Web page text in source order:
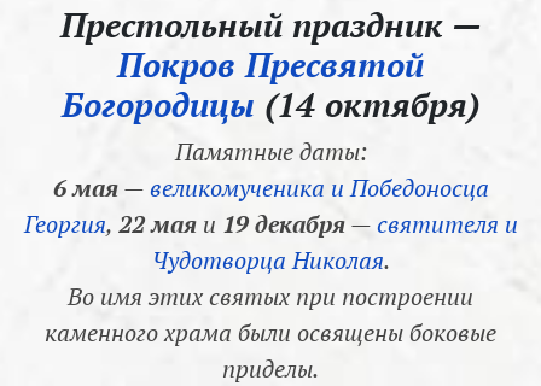
Престольный праздник —
Покров Пресвятой
Богородицы (14 октября)
Памятные даты:
6 мая—великомученика и Победоносца
Георгия, 22 маяи 19 декабря—святителя и
Чудотворца Николая.
Во имя этих святых при построении
каменного храма были освящены боковые
приделы.